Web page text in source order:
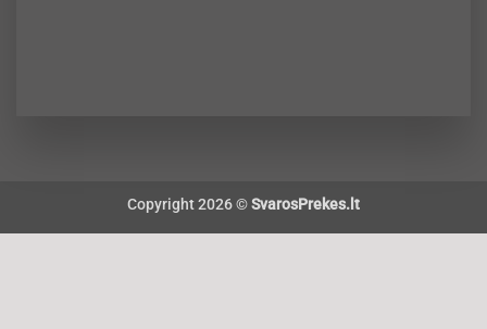
Copyright 2026 ©SvarosPrekes.lt